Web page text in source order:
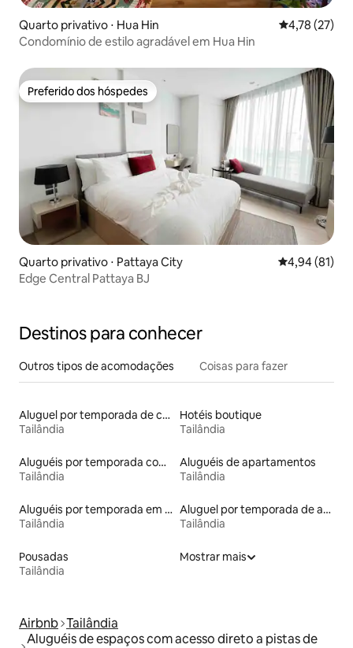
Quarto privativo ⋅ Hua Hin 4,78 de uma
4,78 (27)
Condomínio de estilo agradável em Hua Hin
Preferido dos hóspedes
Preferido dos hóspedes
Quarto privativo ⋅ Pattaya City 4,94 de uma
4,94 (81)
Edge Central Pattaya BJ
Destinos para conhecer
Outros tipos de acomodações Coisas para fazer
Aluguel por temporada de casas-barco
Tailândia
Hotéis boutique
Tailândia
Aluguéis por temporada com caiaque
Tailândia
Aluguéis de apartamentos
Tailândia
Aluguéis por temporada em acampamentos
Tailândia
Aluguel por temporada de apart-hotéis
Tailândia
Pousadas
Tailândia
Mostrar mais
Airbnb Tailândia
Aluguéis de espaços com acesso direto a pistas de